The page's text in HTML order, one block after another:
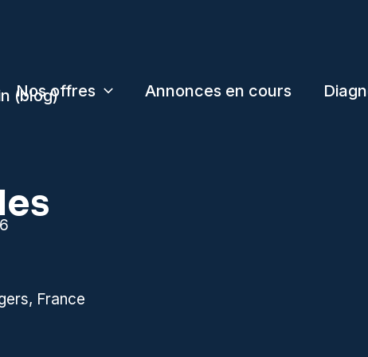
Nos offres Annonces en cours
(blog)
France